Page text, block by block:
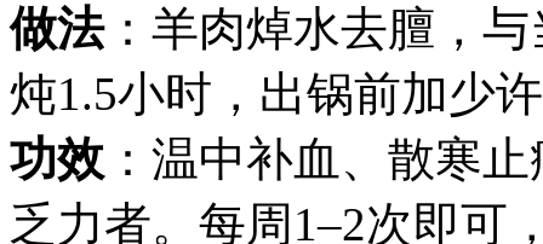
做法：羊肉焯水去膻，
炖1.5小时，出锅前加少
功效 ：温中补血、散寒
乏力者。每周1–2次即可